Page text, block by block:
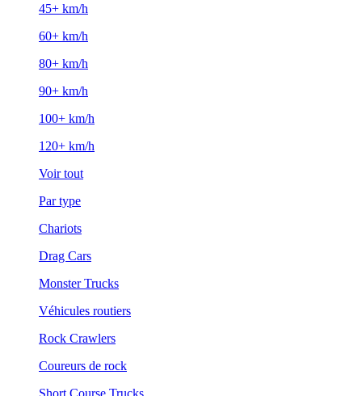
45+ km/h
60+ km/h
80+ km/h
90+ km/h
100+ km/h
120+ km/h
Voir tout
Par type
Chariots
Drag Cars
Monster Trucks
Véhicules routiers
Rock Crawlers
Coureurs de rock
Short Course Trucks